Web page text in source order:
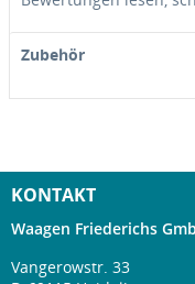
Zubehör
KONTAKT
Waagen Friederichs
Vangerowstr. 33